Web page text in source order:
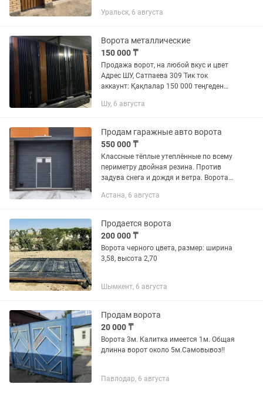
Уральск, 6 августа
Ворота металлические
150 000 ₸
Продажа ворот, на любой вкус и цвет
Адрес ШУ, Сатпаева 309 Тик ток
аккаунт: Қақпалар 150 000 теңгеден
БАСТАП Ворота от 150.000 тг , старт
Шу, 6 августа
Продам гаражные авто ворота
550 000 ₸
Классные тёплые утеплённые по всему
периметру двойная резина. Против
задува снега и дождя и ветра. Ворота
Россия Москва Привода также имеют
Астана, 6 августа
Продается ворота
200 000 ₸
Ворота черного цвета, размер: ширина
3,58, высота 2,70
Шымкент, 6 августа
Продам ворота
20 000 ₸
Ворота 3м. Калитка имеется 1м. Общая
длинна ворот около 5м.Самовывоз!!
Павлодар, 6 августа